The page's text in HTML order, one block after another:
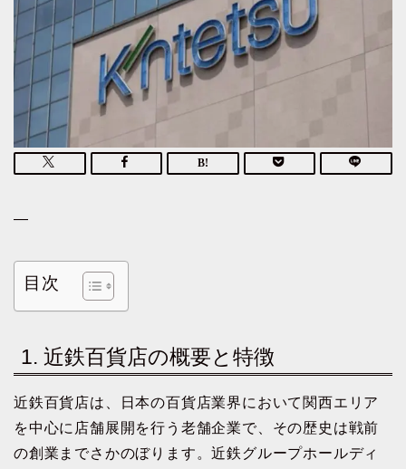
—
目次
1. 近鉄百貨店の概要と特徴
近鉄百貨店は、日本の百貨店業界において関西エリア
を中心に店舗展開を行う老舗企業で、その歴史は戦前
の創業までさかのぼります。近鉄グループホールディ